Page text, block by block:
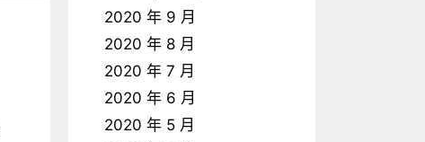
2020 年 9 月
2020 年 8 月
2020 年 7 月
2020 年 6 月
2020 年 5 月